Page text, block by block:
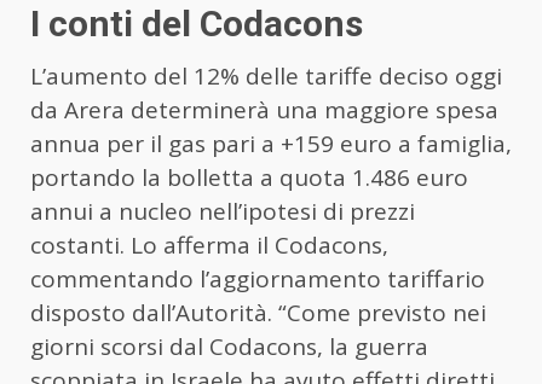
I conti del Codacons
L’aumento del 12% delle tariffe deciso oggi
da Arera determinerà una maggiore spesa
annua per il gas pari a +159 euro a famiglia,
portando la bolletta a quota 1.486 euro
annui a nucleo nell’ipotesi di prezzi
costanti. Lo afferma il Codacons,
commentando l’aggiornamento tariffario
disposto dall’Autorità. “Come previsto nei
giorni scorsi dal Codacons, la guerra